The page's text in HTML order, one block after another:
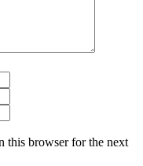
this browser for the next